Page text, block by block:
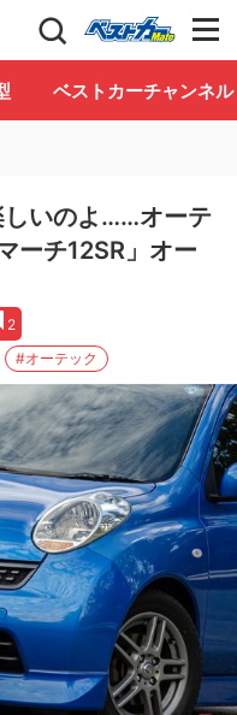
ストカー」 Club
ベストカーチャンネル
しいのよ……オーテ
ーチ12SR」オー
2
#オーテック